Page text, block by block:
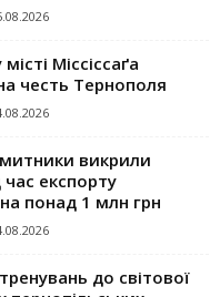
Міссіссаґа
честь Тернополя
митники викрили
експорту
понад 1 млн грн
до світової